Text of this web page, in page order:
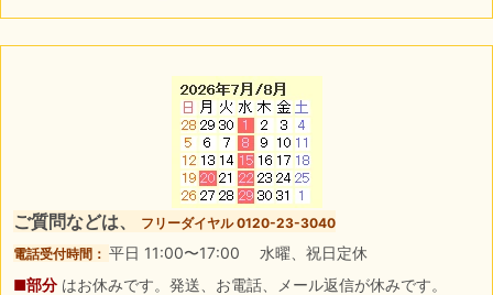
ご質問などは、
フリーダイヤル 0120-23-3040
電話受付時間： 平日 11:00〜17:00 水曜、祝日定休
■部分 はお休みです。発送、お電話、メール返信が休みです。